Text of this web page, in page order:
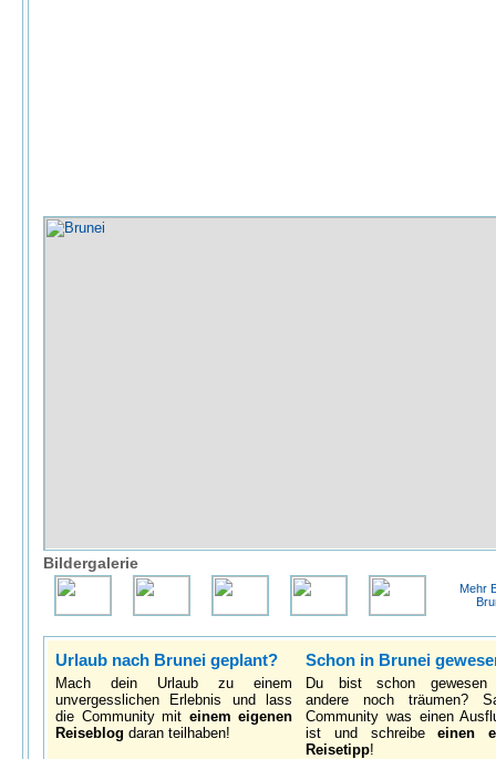
Bildergalerie
Mehr
Urlaub nach Brunei geplant?
Mach dein Urlaub zu einem
unvergesslichen Erlebnis und lass
die Community mit einem eigenen
Reiseblog daran teilhaben!
Schon in Brunei
Du bist schon gewesen
andere noch träumen?
Community was einen
ist und schreibeeinen
Reisetipp!